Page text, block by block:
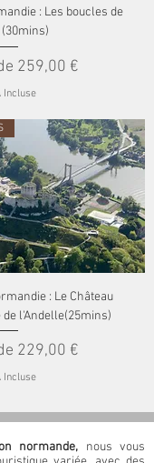
: Les boucles de
259,00 €
Incluse
: Le Château
l'Andelle(25mins)
229,00 €
Incluse
normande, nous vous